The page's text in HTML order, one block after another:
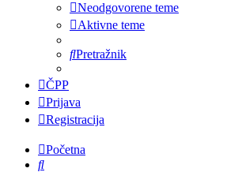
Neodgovorene teme
Aktivne teme
Pretražnik
ČPP
Prijava
Registracija
Početna
Pretražnik